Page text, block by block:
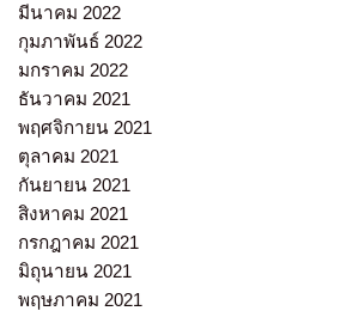
มีนาคม 2022
กุมภาพันธ์ 2022
มกราคม 2022
ธันวาคม 2021
พฤศจิกายน 2021
ตุลาคม 2021
กันยายน 2021
สิงหาคม 2021
กรกฎาคม 2021
มิถุนายน 2021
พฤษภาคม 2021